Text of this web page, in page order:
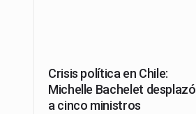
Crisis política en Chile:
Michelle Bachelet desplazó
a cinco ministros